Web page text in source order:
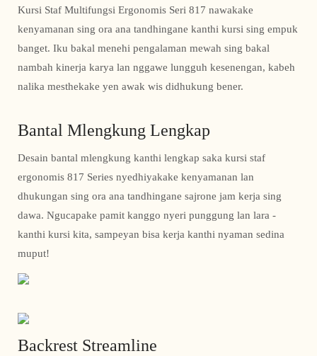
Kursi Staf Multifungsi Ergonomis Seri 817 nawakake
kenyamanan sing ora ana tandhingane kanthi kursi sing empuk
banget. Iku bakal menehi pengalaman mewah sing bakal
nambah kinerja karya lan nggawe lungguh kesenengan, kabeh
nalika mesthekake yen awak wis didhukung bener.
Bantal Mlengkung Lengkap
Desain bantal mlengkung kanthi lengkap saka kursi staf
ergonomis 817 Series nyedhiyakake kenyamanan lan
dhukungan sing ora ana tandhingane sajrone jam kerja sing
dawa. Ngucapake pamit kanggo nyeri punggung lan lara -
kanthi kursi kita, sampeyan bisa kerja kanthi nyaman sedina
muput!
Backrest Streamline